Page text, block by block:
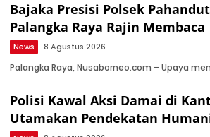
Bajaka Presisi Polsek
Palangka Raya Rajin Membaca
News 8 Agustus 2026
Palangka Raya, Nusaborneo.com – Upaya
Polisi Kawal Aksi Damai di
Utamakan Pendekatan